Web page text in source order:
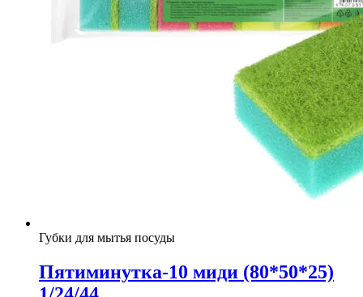
Губки для мытья посуды
Пятиминутка-10 миди (80*50*25)